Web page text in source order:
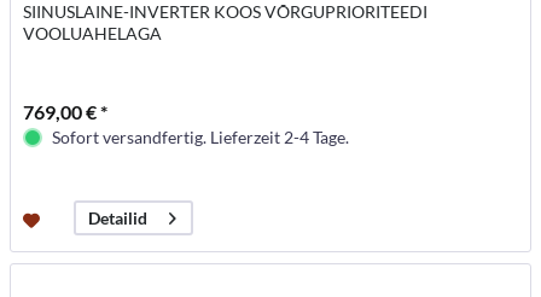
SIINUSLAINE-INVERTER KOOS VÕRGUPRIORITEEDI
VOOLUAHELAGA
769,00 € *
Sofort versandfertig. Lieferzeit 2-4 Tage.
Detailid